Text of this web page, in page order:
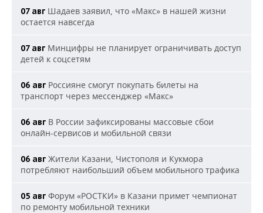
07 авг Шадаев заявил, что «Макс» в нашей жизни
остается навсегда
07 авг Минцифры не планирует ограничивать доступ
детей к соцсетям
06 авг Россияне смогут покупать билеты на
транспорт через мессенджер «Макс»
06 авг В России зафиксированы массовые сбои
онлайн-сервисов и мобильной связи
06 авг Жители Казани, Чистополя и Кукмора
потребляют наибольший объем мобильного трафика
05 авг Форум «РОСТКИ» в Казани примет чемпионат
по ремонту мобильной техники